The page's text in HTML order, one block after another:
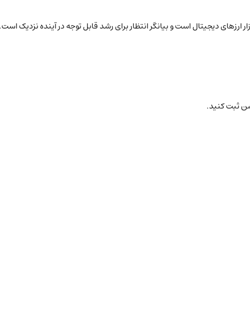
دیجیتال است و بیانگر انتظار برای رشد قابل توجه در آینده نزدیک
ثبت کنید.